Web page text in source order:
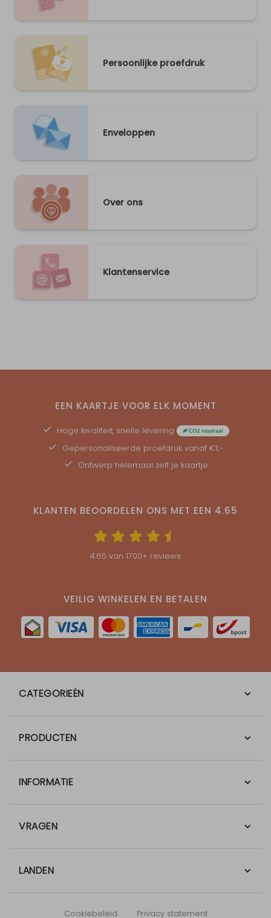
Persoonlijke proefdruk
Enveloppen
Over ons
Klantenservice
EEN KAARTJE VOOR ELK MOMENT
Hoge kwaliteit, snelle levering
Gepersonaliseerde proefdruk vanaf €1,-
Ontwerp helemaal zelf je kaartje
KLANTEN BEOORDELEN ONS MET EEN 4.65
4.65 van 1700+ reviews
VEILIG WINKELEN EN BETALEN
CATEGORIEËN
PRODUCTEN
INFORMATIE
VRAGEN
LANDEN
Cookiebeleid
Privacy statement